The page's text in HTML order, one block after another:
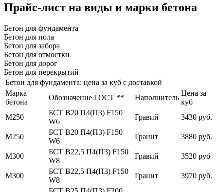
Прайс-лист на виды и марки бетона
Бетон для фундамента
Бетон для пола
Бетон для забора
Бетон для отмостки
Бетон для дорог
Бетон для перекрытий
Бетон для фундамента: цена за куб с доставкой
Марка
бетона
Обозначение ГОСТ ** Наполнитель
Цена за
куб
М250
БСТ В20 П4(П3) F150
W6
Гравий 3430 руб.
М250
БСТ В20 П4(П3) F150
W6
Гранит 3880 руб.
М300
БСТ В22,5 П4(П3) F150
W8
Гравий 3520 руб
М300
БСТ В22,5 П4(П3) F150
W8
Гранит 3970 руб.